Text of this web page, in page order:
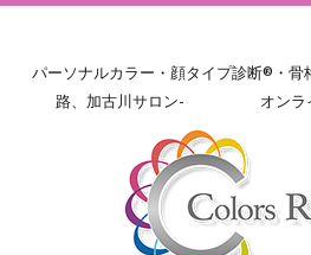
パーソナルカラー・顔タイプ診断®
路、加古川サロン- オンライ